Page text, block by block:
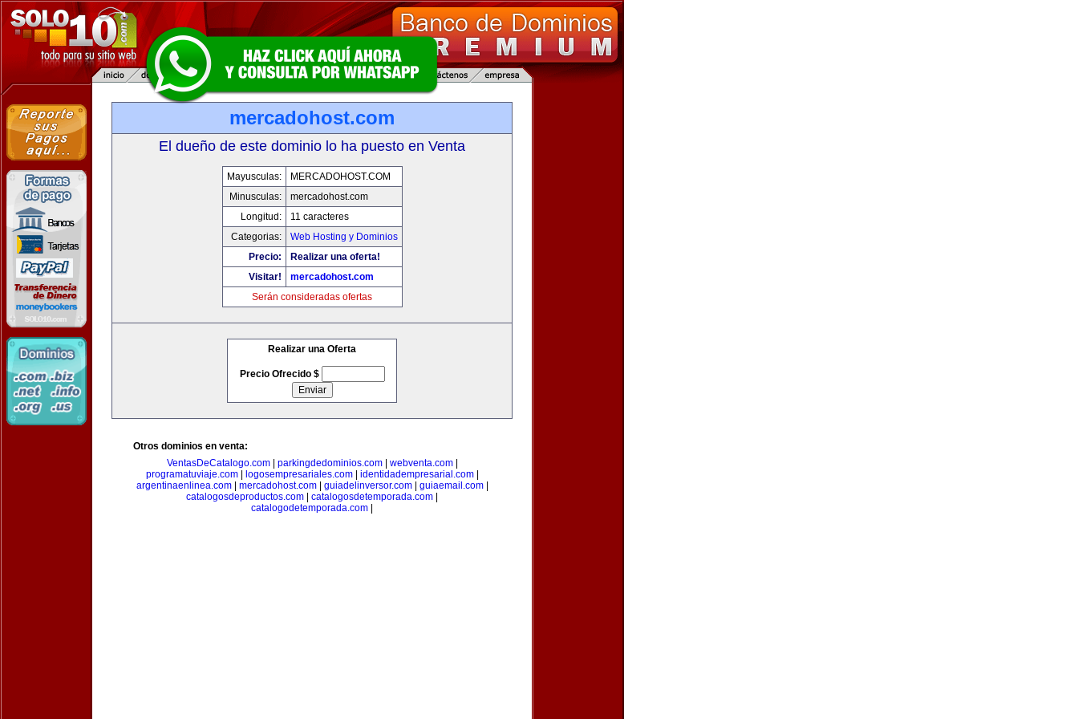
mercadohost.com
El dueño de este dominio lo ha puesto en Venta
Mayusculas:
MERCADOHOST.COM
Minusculas:
mercadohost.com
Longitud:
11 caracteres
Categorias:
Web Hosting y Dominios
Precio:
Realizar una oferta!
Visitar!
mercadohost.com
Serán consideradas ofertas
Realizar una Oferta
Precio Ofrecido $
Otros dominios en venta:
VentasDeCatalogo.com| parkingdedominios.com| webventa.com|
programatuviaje.com| logosempresariales.com| identidadempresarial.com|
argentinaenlinea.com| mercadohost.com| guiadelinversor.com| guiaemail.com|
catalogosdeproductos.com
catalogosdetemporada.com
catalogodetemporada.com